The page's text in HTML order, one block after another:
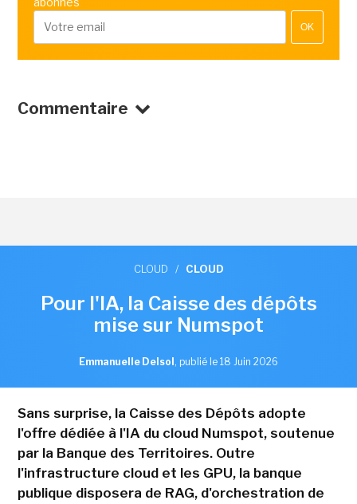
OK
Commentaire
CLOUD / CLOUD
Pour l'IA, la Caisse des dépôts
mise sur Numspot
Emmanuelle Delsol , publié le 18 Juin 2026
Sans surprise, la Caisse des Dépôts adopte
l'offre dédiée à l'IA du cloud Numspot, soutenue
par la Banque des Territoires. Outre
l'infrastructure cloud et les GPU, la banque
publique disposera de RAG, d'orchestration de